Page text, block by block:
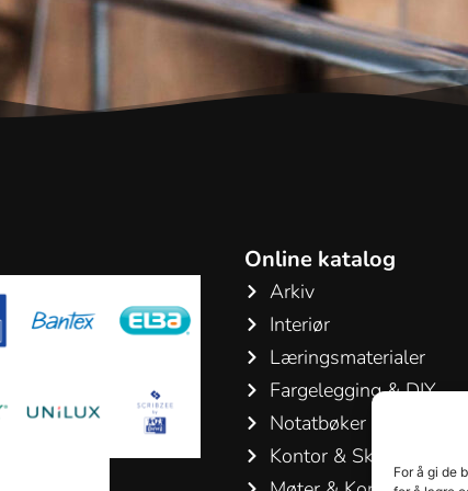
For å gi de
Online katalog
Arkiv
Interiør
Læringsmaterialer
Fargelegging & DIY
Notatbøker & Blokker
Kontor & Skriveartikler